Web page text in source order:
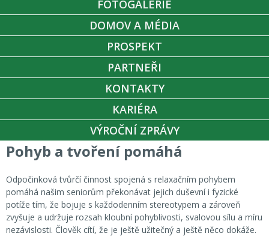
FOTOGALERIE
DOMOV A MÉDIA
PROSPEKT
PARTNEŘI
KONTAKTY
KARIÉRA
VÝROČNÍ ZPRÁVY
Pohyb a tvoření pomáhá
Odpočinková tvůrčí činnost spojená s relaxačním pohybem
pomáhá našim seniorům překonávat jejich duševní i fyzické
potíže tím, že bojuje s každodenním stereotypem a zároveň
zvyšuje a udržuje rozsah kloubní pohyblivosti, svalovou sílu a míru
nezávislosti. Člověk cítí, že je ještě užitečný a ještě něco dokáže.